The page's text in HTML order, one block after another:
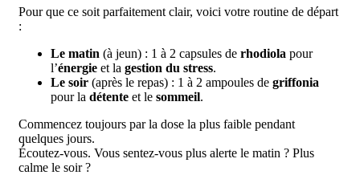
Pour que ce soit parfaitement clair, voici votre routine de départ
:
Le matin (à jeun) : 1 à 2 capsules de rhodiola pour
l’énergie et la gestion du stress.
Le soir (après le repas) : 1 à 2 ampoules de griffonia
pour la détente et le sommeil.
Commencez toujours par la dose la plus faible pendant
quelques jours.
Écoutez-vous. Vous sentez-vous plus alerte le matin ? Plus
calme le soir ?